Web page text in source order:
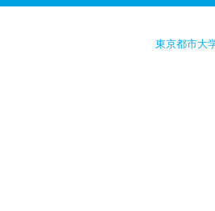
東京都市大